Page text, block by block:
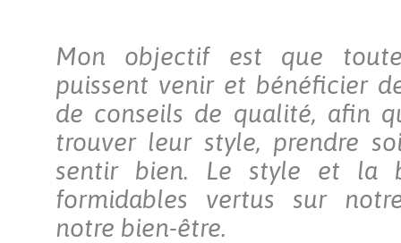
Mon objectif est que
puissent venir et bénéficier
de conseils de qualité, afin
trouver leur style, prendre
sentir bien. Le style et la
formidables vertus sur
notre bien-être.